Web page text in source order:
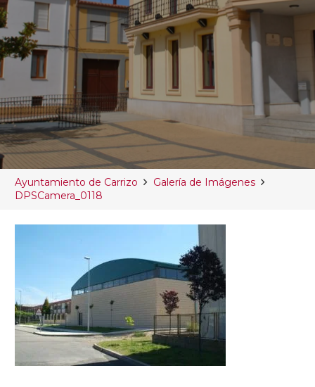
Ayuntamiento de Carrizo
Galería de Imágenes
DPSCamera_0118